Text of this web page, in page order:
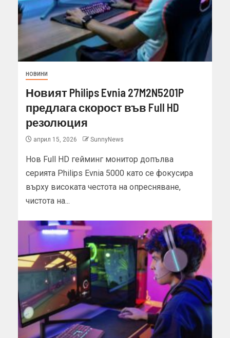
НОВИНИ
Новият Philips Evnia 27M2N5201P
предлага скорост във Full HD
резолюция
април 15, 2026 SunnyNews
Нов Full HD гейминг монитор допълва
серията Philips Evnia 5000 като се фокусира
върху високата честота на опресняване,
чистота на...